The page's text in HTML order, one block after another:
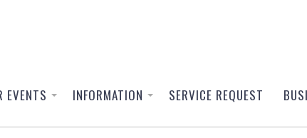
EVENTS INFORMATION SERVICE REQUEST